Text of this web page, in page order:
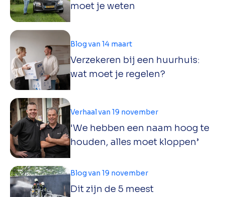
moet je weten
Verzekeren bij een huurhuis:
wat moet je regelen?
Blog van 14 maart
'We hebben een naam hoog te
houden, alles moet kloppen’
Verhaal van 19 november
Dit zijn de 5 meest
Blog van 19 november